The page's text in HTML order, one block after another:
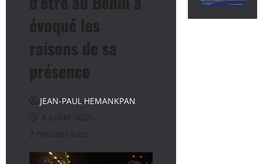
évoqué les
raisons de sa
présence
JEAN-PAUL HEMANKPAN
8 juillet 2025
2 minutes lues